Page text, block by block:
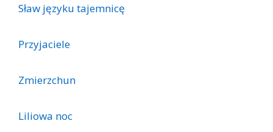
Sław języku tajemnicę
Przyjaciele
Zmierzchun
Liliowa noc